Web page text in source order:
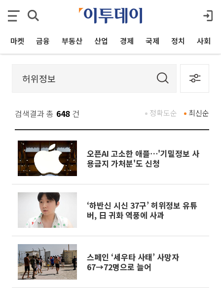
마켓 금융 부동산 산업 경제 국제 정치 사회
검색결과 총 648 건 최신순
정확도순
오픈AI 고소한 애플⋯'기밀정보 사
용금지 가처분'도 신청
‘하반신 시신 37구’ 허위정보 유튜
버, 日 귀화 역풍에 사과
스페인 ‘세우타 사태’ 사망자
67→72명으로 늘어